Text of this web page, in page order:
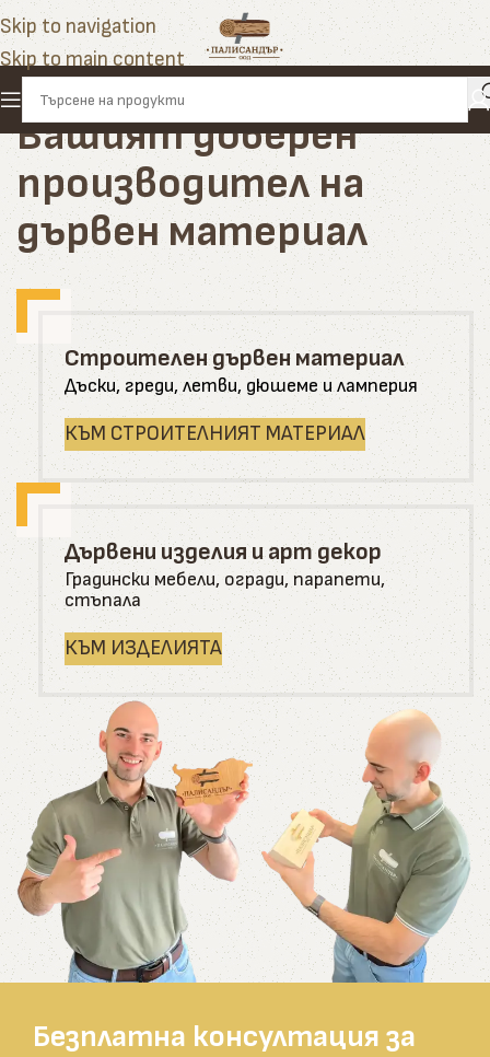
Skip to navigation
Skip to main content
Вашият доверен
производител на
дървен материал
Строителен дървен материал
Дъски, греди, летви, дюшеме и ламперия
КЪМ СТРОИТЕЛНИЯТ МАТЕРИАЛ
Дървени изделия и арт декор
Градински мебели, огради, парапети,
стъпала
КЪМ ИЗДЕЛИЯТА
Безплатна консултация за